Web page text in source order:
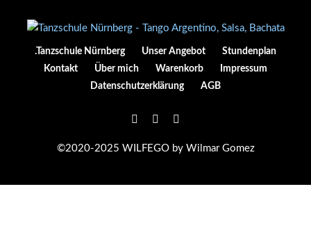
.Tanzschule Nürnberg Unser Angebot
Stundenplan
Kontakt
Über mich Warenkorb
Impressum
Datenschutzerklärung
AGB
©2020-2025 WILFEGO by Wilmar Gomez